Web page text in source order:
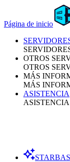
Página de inicio
OTROS
OTROS
MÁS
MÁS
ASISTENCIA
ASISTENCIA